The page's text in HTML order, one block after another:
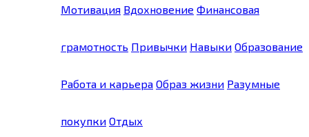
Мотивация Вдохновение Финансовая
грамотность Привычки Навыки Образование
Работа и карьера Образ жизни Разумные
покупки Отдых